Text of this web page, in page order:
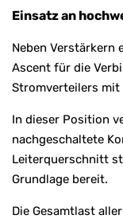
Einsatz an
Neben Verstärkern
Ascent für die
Stromverteilers mit
In dieser Position
nachgeschaltete
Leiterquerschnitt
Grundlage bereit.
Die Gesamtlast